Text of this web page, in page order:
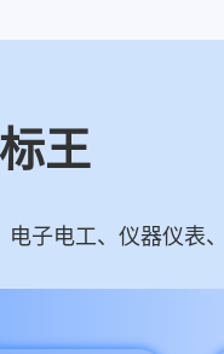
王
子电工、仪器仪表